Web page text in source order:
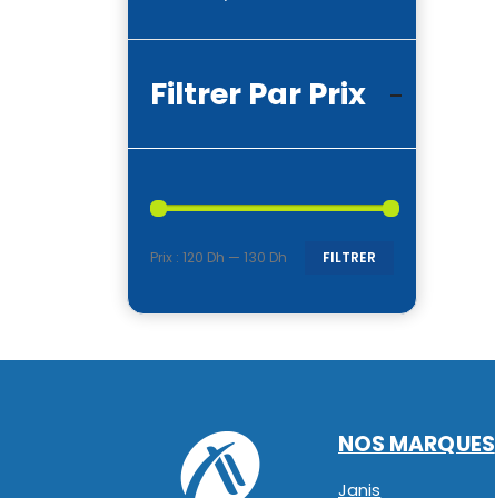
Filtrer Par Prix
FILTRER
Prix : 120 Dh — 130 Dh
NOS MARQUES
Janis